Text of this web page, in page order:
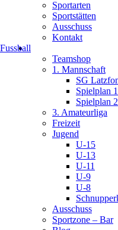
Sportarten
Sportstätten
Ausschuss
Kontakt
Fussball
Teamshop
1. Mannschaft
SG
Spielplan
Spielplan
3. Amateurliga
Freizeit
Jugend
U-15
U-13
U-11
U-9
U-8
Ausschuss
Sportzone – Bar